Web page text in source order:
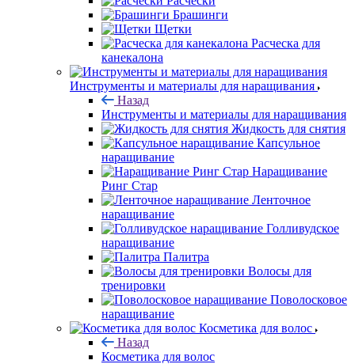
Брашинги
Щетки
Расческа для
канекалона
Инструменты и материалы для наращивания
Назад
Инструменты и материалы для наращивания
Жидкость для снятия
Капсульное
наращивание
Наращивание
Ринг Стар
Ленточное
наращивание
Голливудское
наращивание
Палитра
Волосы для
тренировки
Поволосковое
наращивание
Косметика для волос
Назад
Косметика для волос